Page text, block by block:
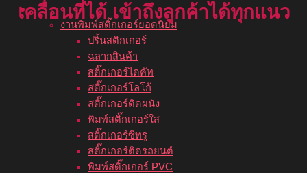
บริการของเรา
งานพิมพ์สติ๊กเกอร์ยอดนิยม
ปริ้นสติกเกอร์
ฉลากสินค้า
สติ๊กเกอร์ไดคัท
สติ๊กเกอร์โลโก้
สติ๊กเกอร์ติดผนัง
พิมพ์สติ๊กเกอร์ใส
สติ๊กเกอร์ซีทรู
สติ๊กเกอร์ติดรถยนต์
พิมพ์สติ๊กเกอร์ PVC
เคลื่อนที่ได้ เข้าถึงลูกค้าได้ทุกแนว